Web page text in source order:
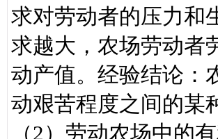
求对劳动者的压力和
求越大，农场劳动者
动产值。经验结论：
动艰苦程度之间的某
（2）劳动农场中的